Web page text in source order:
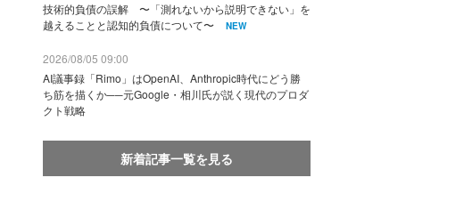
技術的負債の誤解 〜「測れないから説明できない」を
越えることと認知的負債について〜
NEW
2026/08/05 09:00
AI議事録「Rimo」はOpenAI、Anthropic時代にどう勝
ち筋を描くか──元Google・相川氏が説く現代のプロダ
クト戦略
新着記事一覧を見る